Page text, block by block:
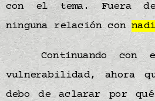
con el tema. Fuera
ninguna relación con
Continuando
vulnerabilidad, ahora
debo de aclarar por